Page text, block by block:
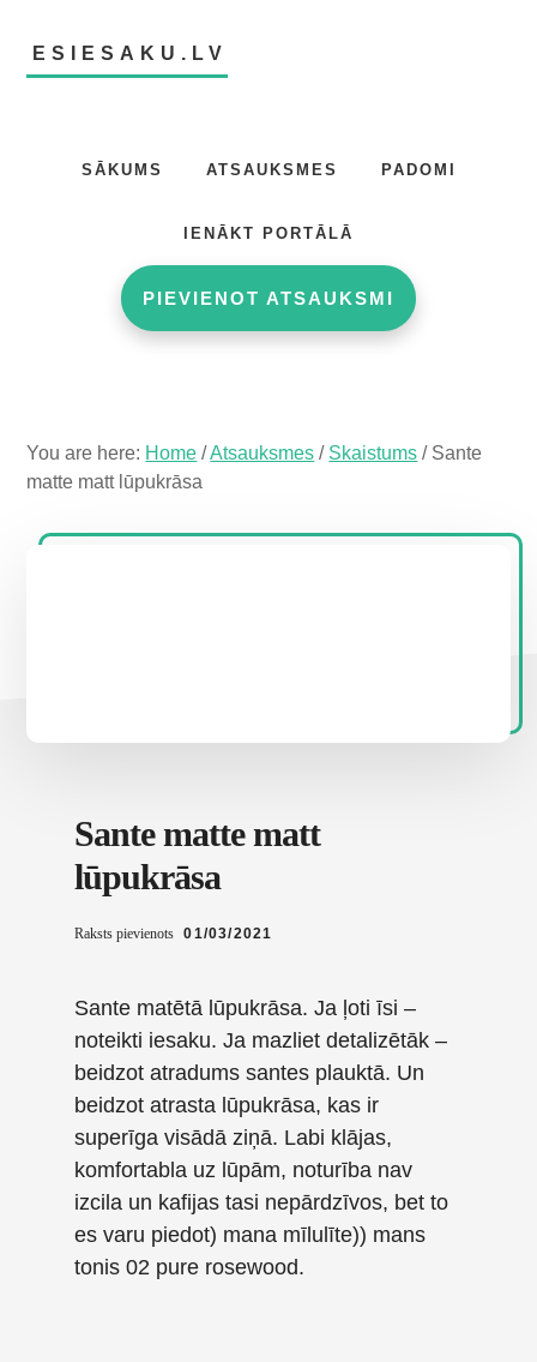
main
primary
footerESIESAKU.LV
SĀKUMS ATSAUKSMES PADOMI
IENĀKT PORTĀLĀ
PIEVIENOT ATSAUKSMI
You are here: Home /Atsauksmes / Skaistums /Sante
matte matt lūpukrāsa
Sante matte matt
lūpukrāsa
Raksts pievienots 01/03/2021
Sante matētā lūpukrāsa. Ja ļoti īsi –
noteikti iesaku. Ja mazliet detalizētāk –
beidzot atradums santes plauktā. Un
beidzot atrasta lūpukrāsa, kas ir
superīga visādā ziņā. Labi klājas,
komfortabla uz lūpām, noturība nav
izcila un kafijas tasi nepārdzīvos, bet to
es varu piedot) mana mīlulīte)) mans
tonis 02 pure rosewood.